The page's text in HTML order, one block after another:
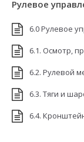
Рулевое
6.0 Рулевое
6.1. Осмотр,
6.2. Рулевой
6.3. Тяги и
6.4.